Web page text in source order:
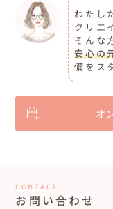
わたし
クリエ
そんな
安心の
備をス
オ
CONTACT
お問い合わせ